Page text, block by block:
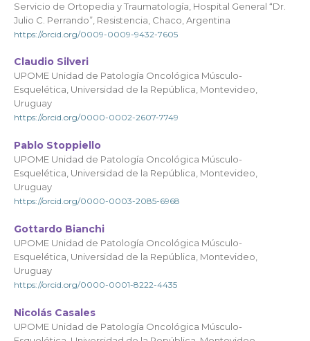
Servicio de Ortopedia y Traumatología, Hospital General “Dr.
Julio C. Perrando”, Resistencia, Chaco, Argentina
https://orcid.org/0009-0009-9432-7605
Claudio Silveri
UPOME Unidad de Patología Oncológica Músculo-
Esquelética, Universidad de la República, Montevideo,
Uruguay
https://orcid.org/0000-0002-2607-7749
Pablo Stoppiello
UPOME Unidad de Patología Oncológica Músculo-
Esquelética, Universidad de la República, Montevideo,
Uruguay
https://orcid.org/0000-0003-2085-6968
Gottardo Bianchi
UPOME Unidad de Patología Oncológica Músculo-
Esquelética, Universidad de la República, Montevideo,
Uruguay
https://orcid.org/0000-0001-8222-4435
Nicolás Casales
UPOME Unidad de Patología Oncológica Músculo-